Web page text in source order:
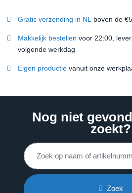
Gratis verzending in NL boven de
Makkelijk bestellen voor 22:00,
volgende werkdag
Eigen productie vanuit onze
Nog niet
zoekt?
Zoek